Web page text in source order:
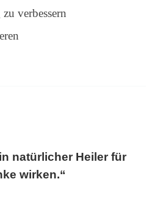
verbessern
natürlicher Heiler für
wirken.“